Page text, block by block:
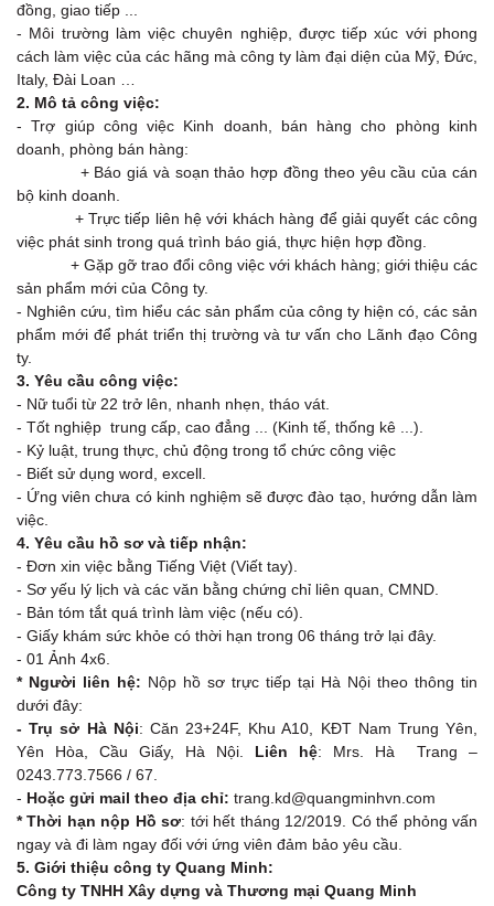
đồng, giao tiếp ...
- Môi trường làm việc chuyên nghiệp, được tiếp xúc với phong
cách làm việc của các hãng mà công ty làm đại diện của Mỹ, Đức,
Italy, Đài Loan …
2. Mô tả công việc:
- Trợ giúp công việc Kinh doanh, bán hàng cho phòng kinh
doanh, phòng bán hàng:
+ Báo giá và soạn thảo hợp đồng theo yêu cầu của cán
bộ kinh doanh.
+ Trực tiếp liên hệ với khách hàng để giải quyết các công
việc phát sinh trong quá trình báo giá, thực hiện hợp đồng.
+ Gặp gỡ trao đổi công việc với khách hàng; giới thiệu các
sản phẩm mới của Công ty.
- Nghiên cứu, tìm hiểu các sản phẩm của công ty hiện có, các sản
phẩm mới để phát triển thị trường và tư vấn cho Lãnh đạo Công
ty.
3. Yêu cầu công việc:
- Nữ tuổi từ 22 trở lên, nhanh nhẹn, tháo vát.
- Tốt nghiệp trung cấp, cao đẳng ... (Kinh tế, thống kê ...).
- Kỷ luật, trung thực, chủ động trong tổ chức công việc
- Biết sử dụng word, excell.
- Ứng viên chưa có kinh nghiệm sẽ được đào tạo, hướng dẫn làm
việc.
4. Yêu cầu hồ sơ và tiếp nhận:
- Đơn xin việc bằng Tiếng Việt (Viết tay).
- Sơ yếu lý lịch và các văn bằng chứng chỉ liên quan, CMND.
- Bản tóm tắt quá trình làm việc (nếu có).
- Giấy khám sức khỏe có thời hạn trong 06 tháng trở lại đây.
- 01 Ảnh 4x6.
* Người liên hệ: Nộp hồ sơ trực tiếp tại Hà Nội theo thông tin
dưới đây:
- Trụ sở Hà Nội: Căn 23+24F, Khu A10, KĐT Nam Trung Yên,
Yên Hòa, Cầu Giấy, Hà Nội. Liên hệ: Mrs. Hà Trang –
0243.773.7566 / 67.
- Hoặc gửi mail theo địa chỉ: trang.kd@quangminhvn.com
* Thời hạn nộp Hồ sơ: tới hết tháng 12/2019. Có thể phỏng vấn
ngay và đi làm ngay đối với ứng viên đảm bảo yêu cầu.
5. Giới thiệu công ty Quang Minh:
Công ty TNHH Xây dựng và Thương mại Quang Minh